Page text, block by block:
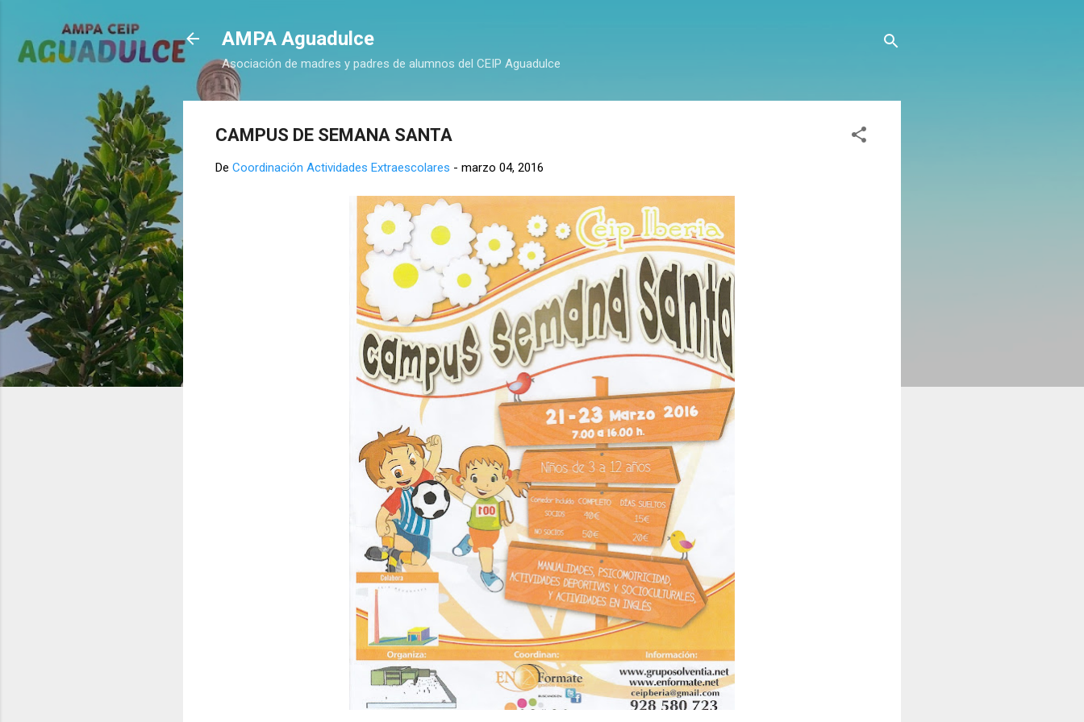
AMPA Aguadulce
Asociación de madres y padres de alumnos del CEIP Aguadulce
CAMPUS DE SEMANA SANTA
De Coordinación Actividades Extraescolares - marzo 04, 2016